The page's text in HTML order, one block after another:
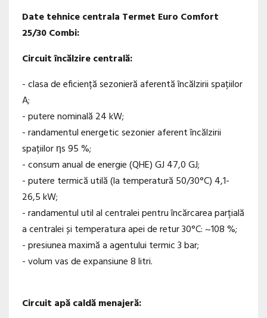
Date tehnice centrala Termet Euro Comfort
25/30 Combi:
Circuit încălzire centrală:
- clasa de eficiență sezonieră aferentă încălzirii spațiilor
A;
- putere nominală 24 kW;
- randamentul energetic sezonier aferent încălzirii
spațiilor ηs 95 %;
- consum anual de energie (QHE) GJ 47,0 GJ;
- putere termică utilă (la temperatură 50/30°C) 4,1-
26,5 kW;
- randamentul util al centralei pentru încărcarea parțială
a centralei și temperatura apei de retur 30°C: ~108 %;
- presiunea maximă a agentului termic 3 bar;
- volum vas de expansiune 8 litri.
Circuit apă caldă menajeră: